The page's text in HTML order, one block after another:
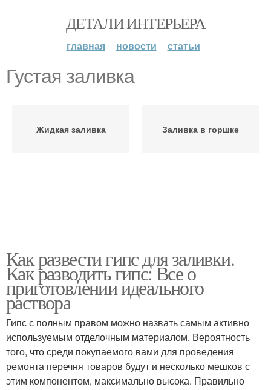
ДЕТАЛИ ИНТЕРЬЕРА
главная новости статьи
Густая заливка
Жидкая заливка Заливка в горшке
Как развести гипс для заливки.
Как разводить гипс: Все о
приготовлении идеального
раствора
Гипс с полным правом можно назвать самым активно
используемым отделочным материалом. Вероятность
того, что среди покупаемого вами для проведения
ремонта перечня товаров будут и несколько мешков с
этим компонентом, максимально высока. Правильно